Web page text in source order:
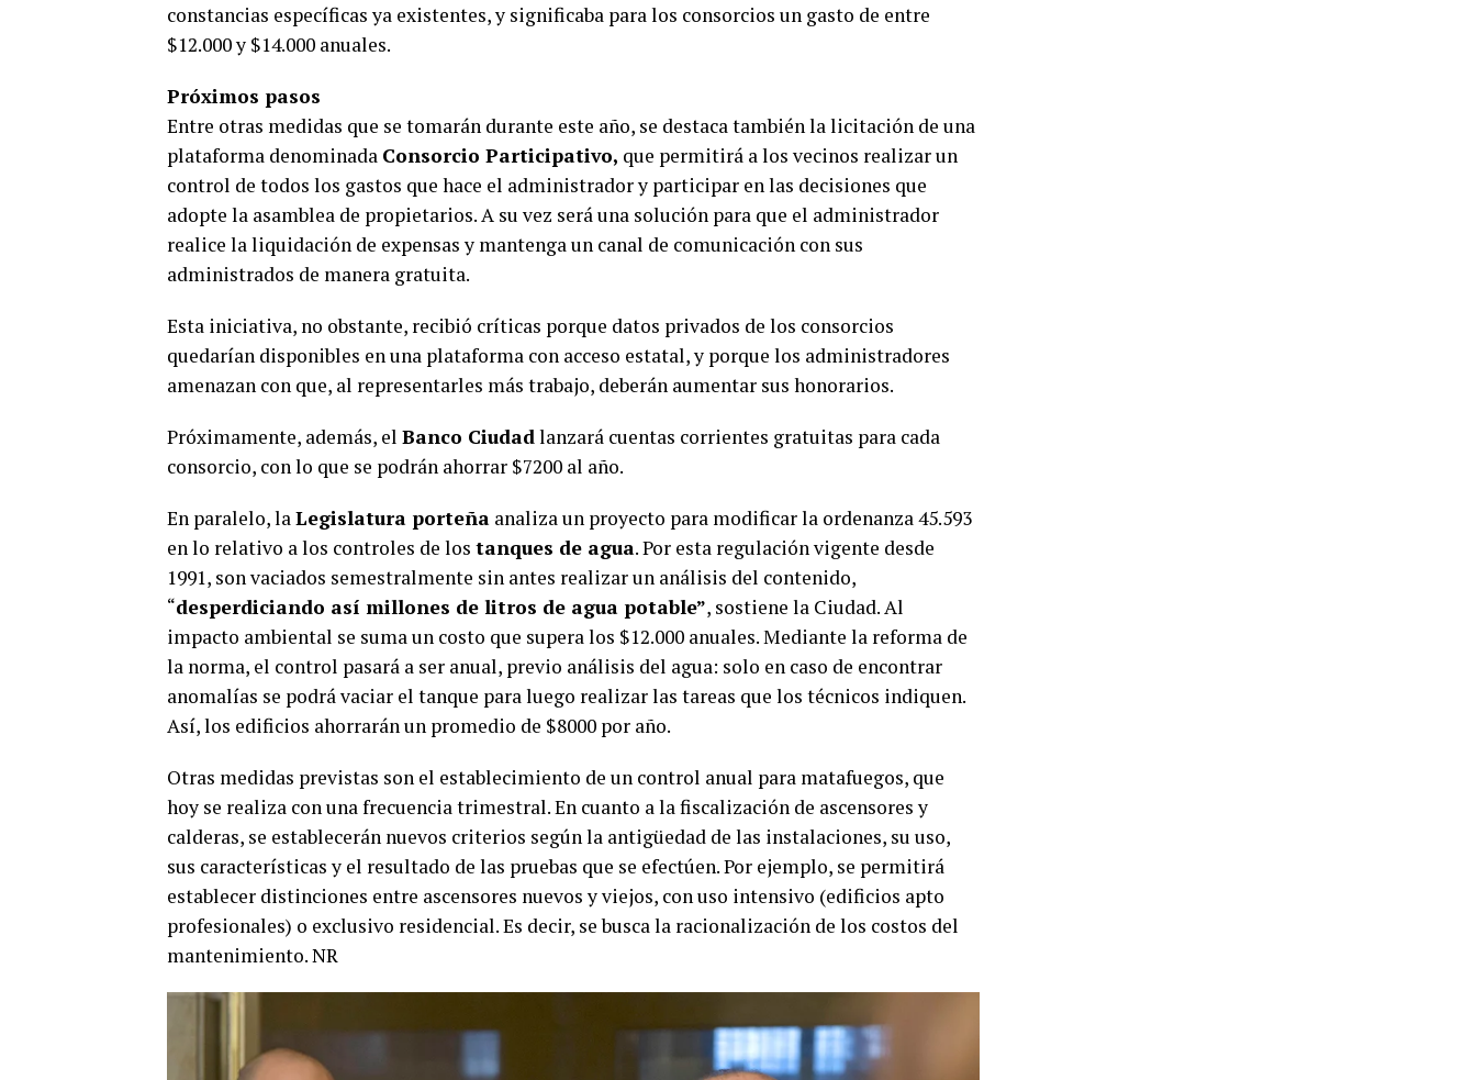
constancias específicas ya existentes, y significaba para los consorcios un gasto de entre
$12.000 y $14.000 anuales.
Próximos pasos
Entre otras medidas que se tomarán durante este año, se destaca también la licitación de una
plataforma denominada Consorcio Participativo, que permitirá a los vecinos realizar un
control de todos los gastos que hace el administrador y participar en las decisiones que
adopte la asamblea de propietarios. A su vez será una solución para que el administrador
realice la liquidación de expensas y mantenga un canal de comunicación con sus
administrados de manera gratuita.
Esta iniciativa, no obstante, recibió críticas porque datos privados de los consorcios
quedarían disponibles en una plataforma con acceso estatal, y porque los administradores
amenazan con que, al representarles más trabajo, deberán aumentar sus honorarios.
Próximamente, además, el Banco Ciudadlanzará cuentas corrientes gratuitas para cada
consorcio, con lo que se podrán ahorrar $7200 al año.
En paralelo, laLegislatura porteña analiza un proyecto para modificar la ordenanza 45.593
en lo relativo a los controles de los tanques de agua. Por esta regulación vigente desde
1991, son vaciados semestralmente sin antes realizar un análisis del contenido,
“desperdiciando así millones de litros de agua potable”, sostiene la Ciudad. Al
impacto ambiental se suma un costo que supera los $12.000 anuales. Mediante la reforma de
la norma, el control pasará a ser anual, previo análisis del agua: solo en caso de encontrar
anomalías se podrá vaciar el tanque para luego realizar las tareas que los técnicos indiquen.
Así, los edificios ahorrarán un promedio de $8000 por año.
Otras medidas previstas son el establecimiento de un control anual para matafuegos, que
hoy se realiza con una frecuencia trimestral. En cuanto a la fiscalización de ascensores y
calderas, se establecerán nuevos criterios según la antigüedad de las instalaciones, su uso,
sus características y el resultado de las pruebas que se efectúen. Por ejemplo, se permitirá
establecer distinciones entre ascensores nuevos y viejos, con uso intensivo (edificios apto
profesionales) o exclusivo residencial. Es decir, se busca la racionalización de los costos del
mantenimiento. NR